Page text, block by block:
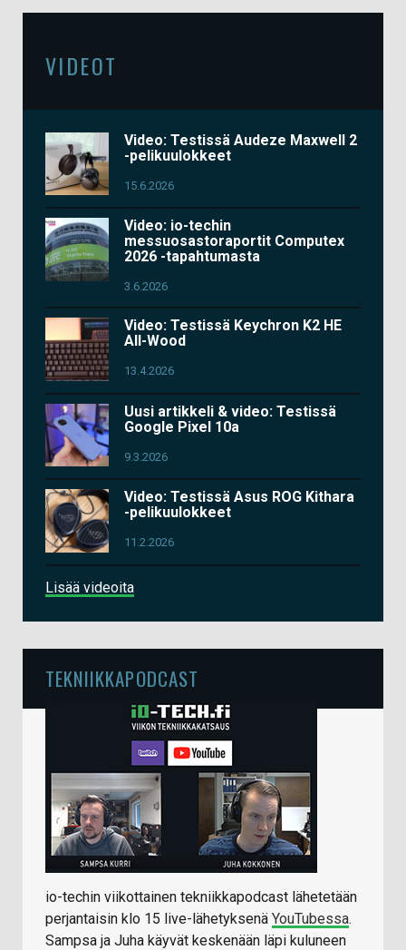
VIDEOT
Video: Testissä Audeze Maxwell 2
-pelikuulokkeet
15.6.2026
Video: io-techin
messuosastoraportit Computex
2026 -tapahtumasta
3.6.2026
Video: Testissä Keychron K2 HE
All-Wood
13.4.2026
Uusi artikkeli & video: Testissä
Google Pixel 10a
9.3.2026
Video: Testissä Asus ROG Kithara
-pelikuulokkeet
11.2.2026
Lisää videoita
TEKNIIKKAPODCAST
io-techin viikottainen tekniikkapodcast lähetetään
perjantaisin klo 15 live-lähetyksenä YouTubessa.
Sampsa ja Juha käyvät keskenään läpi kuluneen